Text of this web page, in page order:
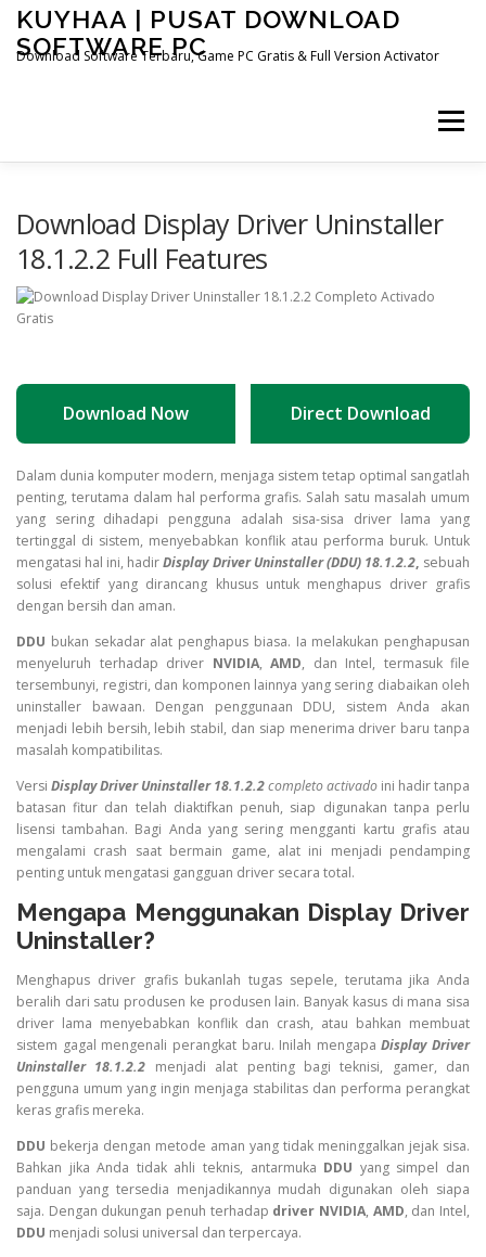
Skip
content
KUYHAA | PUSAT DOWNLOAD
SOFTWARE PC
Download Software Terbaru, Game PC Gratis & Full Version Activator
Menu
Download Display Driver Uninstaller
18.1.2.2 Full Features
Download Now Direct Download
Download Display Driver
Dalam dunia komputer modern, menjaga sistem tetap optimal sangatlah
penting, terutama dalam hal performa grafis. Salah satu masalah umum
yang sering dihadapi pengguna adalah sisa-sisa driver lama yang
tertinggal di sistem, menyebabkan konflik atau performa buruk. Untuk
mengatasi hal ini, hadirDisplay Driver Uninstaller(DDU) 18.1.2.2, sebuah
solusi efektif yang dirancang khusus untuk menghapus driver grafis
dengan bersih dan aman.
DDU bukan sekadar alat penghapus biasa. Ia melakukan penghapusan
menyeluruh terhadap driver NVIDIA, AMD, dan Intel, termasuk file
tersembunyi, registri, dan komponen lainnya yang sering diabaikan oleh
uninstaller bawaan. Dengan penggunaan DDU, sistem Anda akan
menjadi lebih bersih, lebih stabil, dan siap menerima driver baru tanpa
masalah kompatibilitas.
Versi Display Driver Uninstaller 18.1.2.2completo activado ini hadir tanpa
batasan fitur dan telah diaktifkan penuh, siap digunakan tanpa perlu
lisensi tambahan. Bagi Anda yang sering mengganti kartu grafis atau
mengalami crash saat bermain game, alat ini menjadi pendamping
penting untuk mengatasi gangguan driver secara total.
Mengapa Menggunakan Display Driver
Uninstaller?
Menghapus driver grafis bukanlah tugas sepele, terutama jika Anda
beralih dari satu produsen ke produsen lain. Banyak kasus di mana sisa
driver lama menyebabkan konflik dan crash, atau bahkan membuat
sistem gagal mengenali perangkat baru. Inilah mengapaDisplay Driver
Uninstaller 18.1.2.2 menjadi alat penting bagi teknisi, gamer, dan
pengguna umum yang ingin menjaga stabilitas dan performa perangkat
keras grafis mereka.
DDU bekerja dengan metode aman yang tidak meninggalkan jejak sisa.
Bahkan jika Anda tidak ahli teknis, antarmuka DDU yang simpel dan
panduan yang tersedia menjadikannya mudah digunakan oleh siapa
saja. Dengan dukungan penuh terhadap driver NVIDIA, AMD, dan Intel,
DDU menjadi solusi universal dan terpercaya.